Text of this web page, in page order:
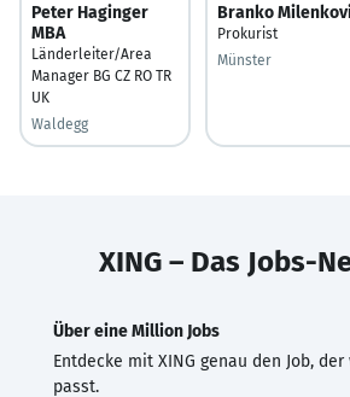
Peter Haginger
MBA
Länderleiter/Area
Manager BG CZ RO TR
UK
Waldegg
Branko
Prokurist
Münster
XING – Das Jobs-
Über eine Million Jobs
Entdecke mit XING genau den Job,
passt.